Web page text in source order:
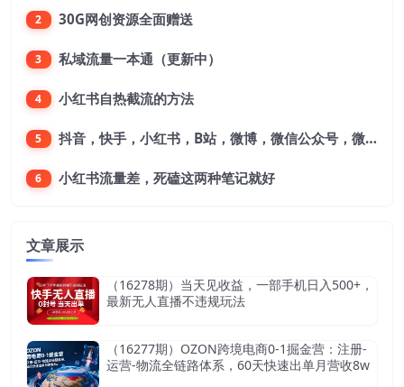
2 30G网创资源全面赠送
3 私域流量一本通（更新中）
4 小红书自热截流的方法
5 抖音，快手，小红书，B站，微博，微信公众号，微信视频号。每一个平台，都是不一样的机会，对应不一样的赚钱思路
6 小红书流量差，死磕这两种笔记就好
文章展示
（16278期）当天见收益，一部手机日入500+，
最新无人直播不违规玩法
（16277期）OZON跨境电商0-1掘金营：注册-
运营-物流全链路体系，60天快速出单月营收8w